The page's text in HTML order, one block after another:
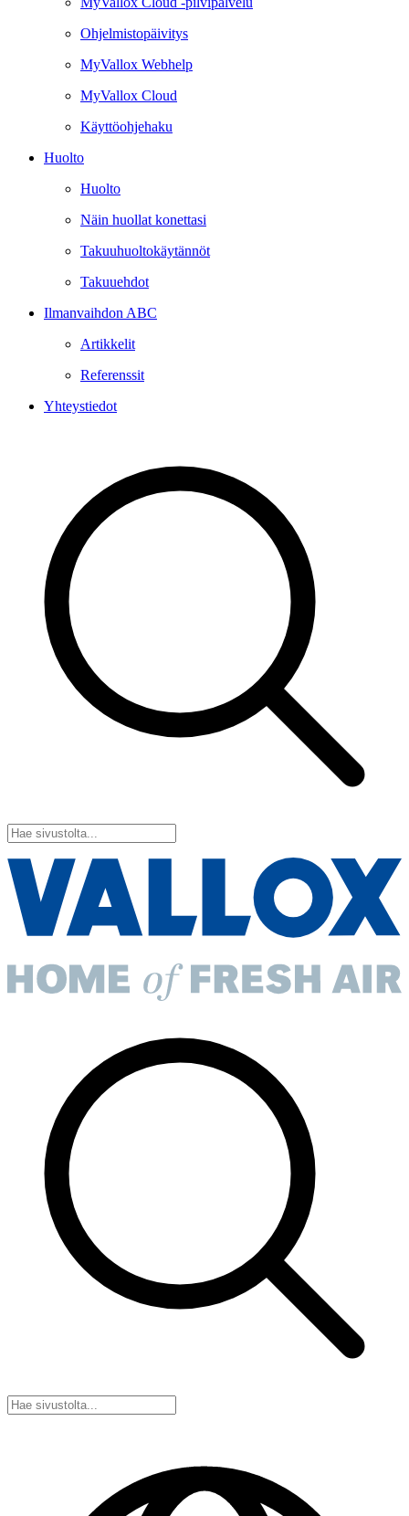
Ohjelmistopäivitys
MyVallox Webhelp
MyVallox Cloud
Käyttöohjehaku
Huolto
Huolto
Näin huollat konettasi
Takuuhuoltokäytännöt
Takuuehdot
Ilmanvaihdon ABC
Artikkelit
Referenssit
Yhteystiedot